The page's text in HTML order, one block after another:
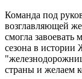
Команда под
возглавляющей
смогла завоевать
сезона в
страны и желаем